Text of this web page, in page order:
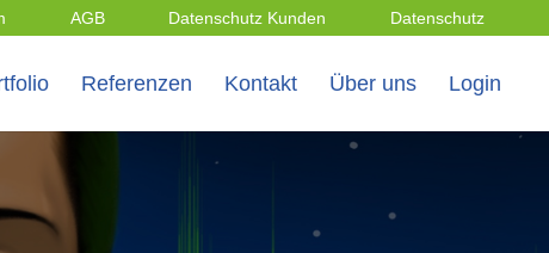
AGB Datenschutz Kunden Datenschutz
Referenzen Kontakt Über uns Login